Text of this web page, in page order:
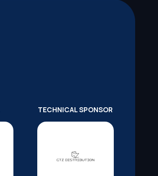
TECHNICAL SPONSOR